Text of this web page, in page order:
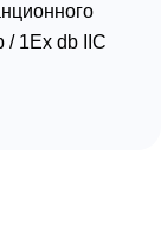
/ 1Ex db IIC